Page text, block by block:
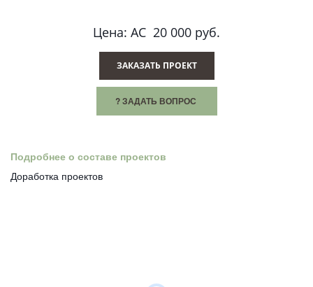
Цена: АС 20 000 руб.
ЗАКАЗАТЬ ПРОЕКТ
? ЗАДАТЬ ВОПРОС
Подробнее о составе проектов
Доработка проектов